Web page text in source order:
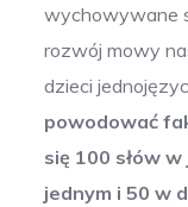
wychowywane
rozwój mowy
dzieci
powodować
się 100 słów
jednym i 50 w